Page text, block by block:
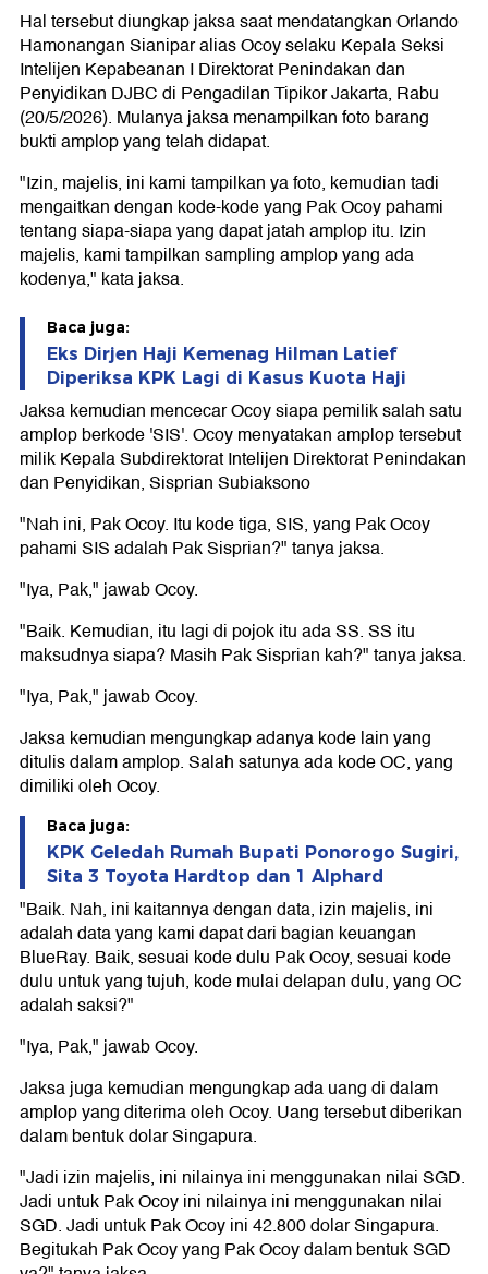
Hal tersebut diungkap jaksa saat mendatangkan Orlando
Hamonangan Sianipar alias Ocoy selaku Kepala Seksi
Intelijen Kepabeanan I Direktorat Penindakan dan
Penyidikan DJBC di Pengadilan Tipikor Jakarta, Rabu
(20/5/2026). Mulanya jaksa menampilkan foto barang
bukti amplop yang telah didapat.
"Izin, majelis, ini kami tampilkan ya foto, kemudian tadi
mengaitkan dengan kode-kode yang Pak Ocoy pahami
tentang siapa-siapa yang dapat jatah amplop itu. Izin
majelis, kami tampilkan sampling amplop yang ada
kodenya," kata jaksa.
Baca juga:
Eks Dirjen Haji Kemenag Hilman Latief
Diperiksa KPK Lagi di Kasus Kuota Haji
Jaksa kemudian mencecar Ocoy siapa pemilik salah satu
amplop berkode 'SIS'. Ocoy menyatakan amplop tersebut
milik Kepala Subdirektorat Intelijen Direktorat Penindakan
dan Penyidikan, Sisprian Subiaksono
"Nah ini, Pak Ocoy. Itu kode tiga, SIS, yang Pak Ocoy
pahami SIS adalah Pak Sisprian?" tanya jaksa.
"Iya, Pak," jawab Ocoy.
"Baik. Kemudian, itu lagi di pojok itu ada SS. SS itu
maksudnya siapa? Masih Pak Sisprian kah?" tanya jaksa.
"Iya, Pak," jawab Ocoy.
Jaksa kemudian mengungkap adanya kode lain yang
ditulis dalam amplop. Salah satunya ada kode OC, yang
dimiliki oleh Ocoy.
Baca juga:
KPK Geledah Rumah Bupati Ponorogo Sugiri,
Sita 3 Toyota Hardtop dan 1 Alphard
"Baik. Nah, ini kaitannya dengan data, izin majelis, ini
adalah data yang kami dapat dari bagian keuangan
BlueRay. Baik, sesuai kode dulu Pak Ocoy, sesuai kode
dulu untuk yang tujuh, kode mulai delapan dulu, yang OC
adalah saksi?"
"Iya, Pak," jawab Ocoy.
Jaksa juga kemudian mengungkap ada uang di dalam
amplop yang diterima oleh Ocoy. Uang tersebut diberikan
dalam bentuk dolar Singapura.
"Jadi izin majelis, ini nilainya ini menggunakan nilai SGD.
Jadi untuk Pak Ocoy ini nilainya ini menggunakan nilai
SGD. Jadi untuk Pak Ocoy ini 42.800 dolar Singapura.
Begitukah Pak Ocoy yang Pak Ocoy dalam bentuk SGD